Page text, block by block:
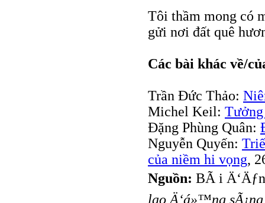
Tôi thầm mong có
gửi nơi đất quê
Các bài khác về/
Trần Đức Thảo:
Michel Keil:
Đặng Phùng Quân:
Nguyễn Quyến:
của niềm hi vọng,
Nguồn: BÃ i
lao Ä‘á»™ng